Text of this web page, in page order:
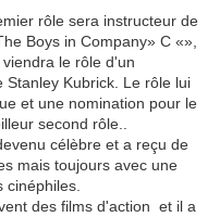
rôle sera instructeur de
Boys in Company» C «»,
le rôle d'un
Kubrick. Le rôle lui
et une nomination pour le
second rôle.
célèbre et a reçu de
mais toujours avec une
des films d'action et il a